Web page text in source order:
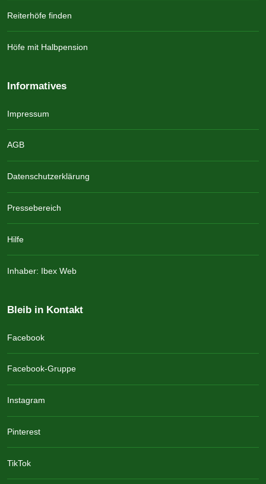
Reiterhöfe finden
Höfe mit Halbpension
Informatives
Impressum
AGB
Datenschutzerklärung
Pressebereich
Hilfe
Inhaber: Ibex Web
Bleib in Kontakt
Facebook
Facebook-Gruppe
Instagram
Pinterest
TikTok